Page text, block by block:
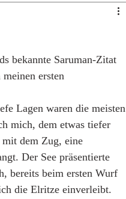
bekannte Saruman-Zitat
ersten
Lagen waren die meisten
mich, dem etwas tiefer
mit dem Zug, eine
Der See präsentierte
bereits beim ersten Wurf
die Elritze einverleibt.